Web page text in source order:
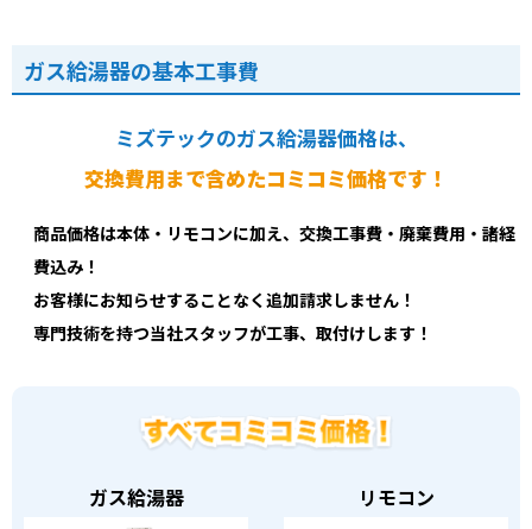
ガス給湯器の基本工事費
ミズテックのガス給湯器価格は、
交換費用まで含めたコミコミ価格です！
商品価格は本体・リモコンに加え、交換工事費・廃棄費用・諸経
費込み！
お客様にお知らせすることなく追加請求しません！
専門技術を持つ当社スタッフが工事、取付けします！
ガス給湯器 リモコン